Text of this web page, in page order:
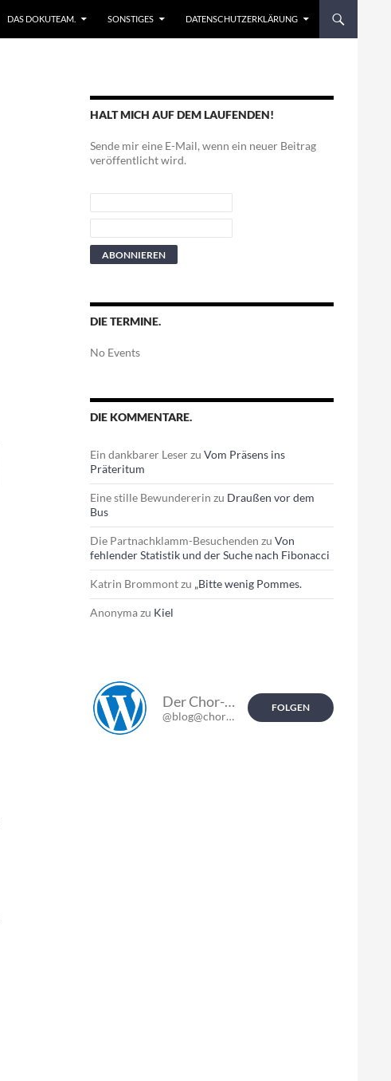
DAS DOKUTEAM. SONSTIGES DATENSCHUTZERKLÄRUNG
HALT MICH AUF DEM LAUFENDEN!
Sende mir eine E-Mail, wenn ein neuer Beitrag
veröffentlicht wird.
DIE TERMINE.
No Events
DIE KOMMENTARE.
Ein dankbarer Leserzu Vom Präsens ins
Präteritum
Eine stille Bewundererin zu Draußen vor dem
Bus
Die Partnachklamm-Besuchenden zu Von
fehlender Statistik und der Suche nach Fibonacci
Katrin Brommontzu „Bitte wenig Pommes.
Anonymazu Kiel
Der Chor-Blog.
@blog@chor-blog.de
FOLGEN